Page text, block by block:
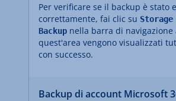
Per verificare se il backup è stato
correttamente, fai clic su
Backup nella barra di navigazione
quest'area vengono visualizzati
con successo.
Backup di account Microsoft